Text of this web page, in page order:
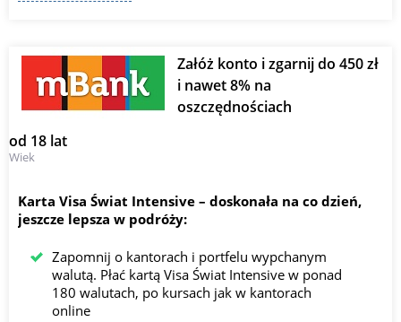
Załóż konto i zgarnij do 450 zł
i nawet 8% na
oszczędnościach
od 18 lat
Wiek
Karta Visa Świat Intensive ⁠–⁠ doskonała na co dzień,
jeszcze lepsza w podróży:
Zapomnij o kantorach i portfelu wypchanym
walutą. Płać kartą Visa Świat Intensive w ponad
180 walutach, po kursach jak w kantorach
online